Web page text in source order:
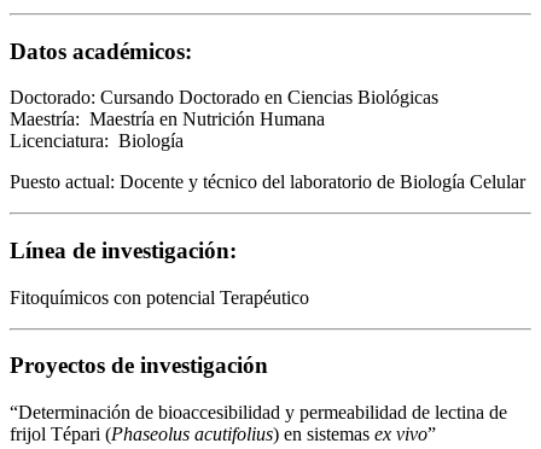
Datos académicos:
Doctorado: Cursando Doctorado en Ciencias Biológicas
Maestría: Maestría en Nutrición Humana
Licenciatura: Biología
Puesto actual: Docente y técnico del laboratorio de Biología Celular
Línea de investigación:
Fitoquímicos con potencial Terapéutico
Proyectos de investigación
“Determinación de bioaccesibilidad y permeabilidad de lectina de
frijol Tépari (Phaseolus acutifolius) en sistemas ex vivo”